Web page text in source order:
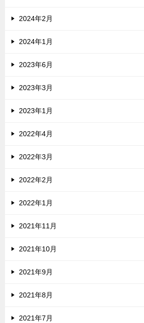
2024年2月
2024年1月
2023年6月
2023年3月
2023年1月
2022年4月
2022年3月
2022年2月
2022年1月
2021年11月
2021年10月
2021年9月
2021年8月
2021年7月